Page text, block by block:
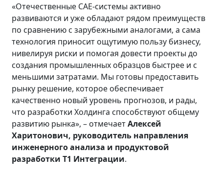
«Отечественные СAE-системы активно
развиваются и уже обладают рядом преимуществ
по сравнению с зарубежными аналогами, а сама
технология приносит ощутимую пользу бизнесу,
нивелируя риски и помогая довести проекты до
создания промышленных образцов быстрее и с
меньшими затратами. Мы готовы предоставить
рынку решение, которое обеспечивает
качественно новый уровень прогнозов, и рады,
что разработки Холдинга способствуют общему
развитию рынка», – отмечаетАлексей
Харитонович, руководитель направления
инженерного анализа и продуктовой
разработки Т1 Интеграции.